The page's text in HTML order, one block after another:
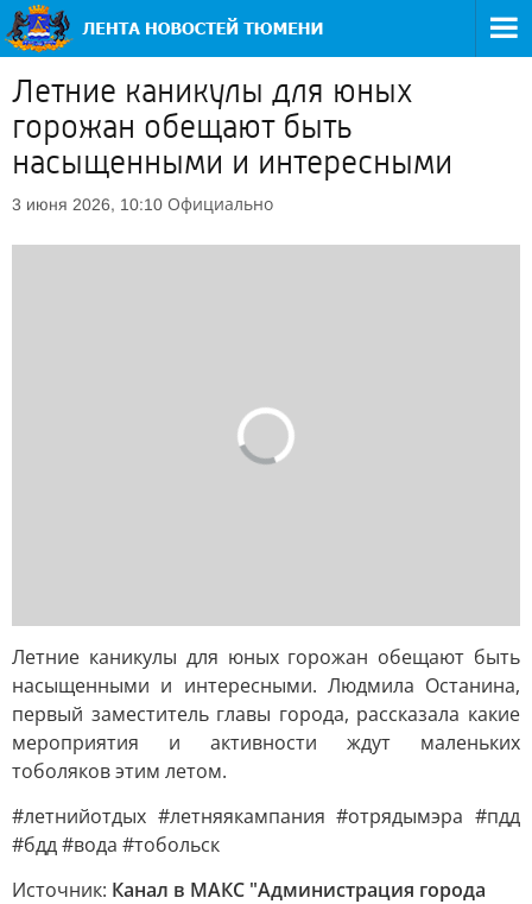
Летние каникулы для юных
горожан обещают быть
насыщенными и интересными
3 июня 2026, 10:10 Официально
Летние каникулы для юных горожан обещают быть
насыщенными и интересными. Людмила Останина,
первый заместитель главы города, рассказала какие
мероприятия и активности ждут маленьких
тоболяков этим летом.
#летнийотдых #летняякампания #отрядымэра #пдд
#бдд #вода #тобольск
Источник: Канал в МАКС "Администрация города